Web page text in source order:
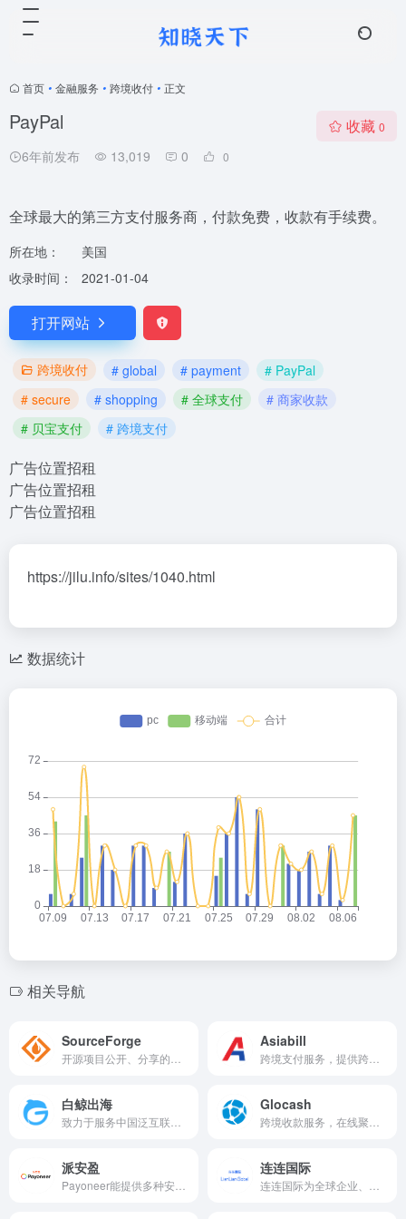
首页 • 金融服务 • 跨境收付 • 正文
PayPal
6年前发布 13,019 0 0
收藏 0
全球最大的第三方支付服务商，付款免费，收款有手续费。
所在地：
美国
收录时间：
2021-01-04
打开网站
跨境收付 # global # payment
# PayPal
# secure
# shopping # 全球支付
# 商家收款
# 贝宝支付
# 跨境支付
广告位置招租
广告位置招租
广告位置招租
https://jilu.info/sites/1040.html
数据统计
相关导航
SourceForge Asiabill
白鲸出海 Glocash
派安盈 连连国际